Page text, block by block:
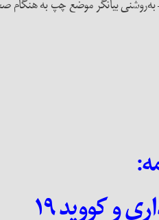
به‌روشنی بیانگر موضع چپ به
و کووید ۱۹